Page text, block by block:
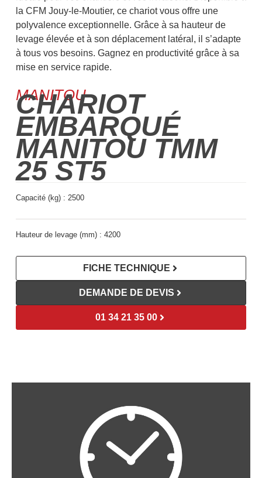
la CFM Jouy-le-Moutier, ce chariot vous offre une
polyvalence exceptionnelle. Grâce à sa hauteur de
levage élevée et à son déplacement latéral, il s’adapte
à tous vos besoins. Gagnez en productivité grâce à sa
mise en service rapide.
MANITOU
CHARIOT
EMBARQUÉ
MANITOU TMM
25 ST5
Capacité (kg) : 2500
Hauteur de levage (mm) : 4200
FICHE TECHNIQUE
DEMANDE DE DEVIS
01 34 21 35 00